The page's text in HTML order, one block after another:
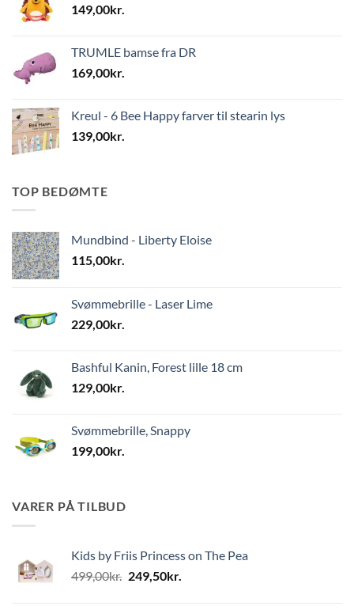
149,00kr.
TRUMLE bamse fra DR
169,00kr.
Kreul - 6 Bee Happy farver til stearin lys
139,00kr.
TOP BEDØMTE
Mundbind - Liberty Eloise
115,00kr.
Svømmebrille - Laser Lime
229,00kr.
Bashful Kanin, Forest lille 18 cm
129,00kr.
Svømmebrille, Snappy
199,00kr.
VARER PÅ TILBUD
Kids by Friis Princess on The Pea
499,00kr. Den
249,50kr.